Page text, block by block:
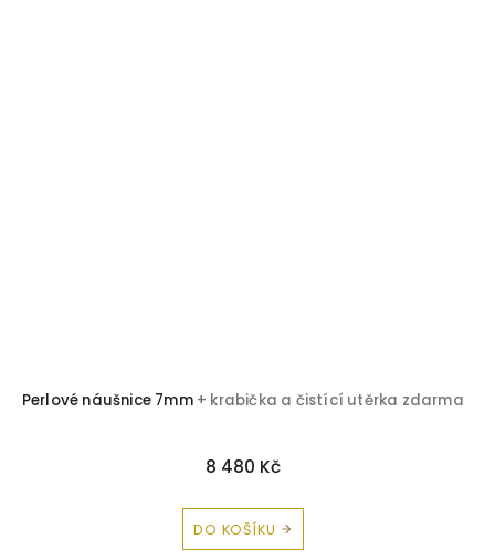
Perlové náušnice 7mm + krabička a čistící utěrka zdarma
8 480 Kč
DO KOŠÍKU